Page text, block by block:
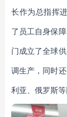
长作为总指挥
了员工自身保
门成立了全球
调生产，同时
利亚、俄罗斯